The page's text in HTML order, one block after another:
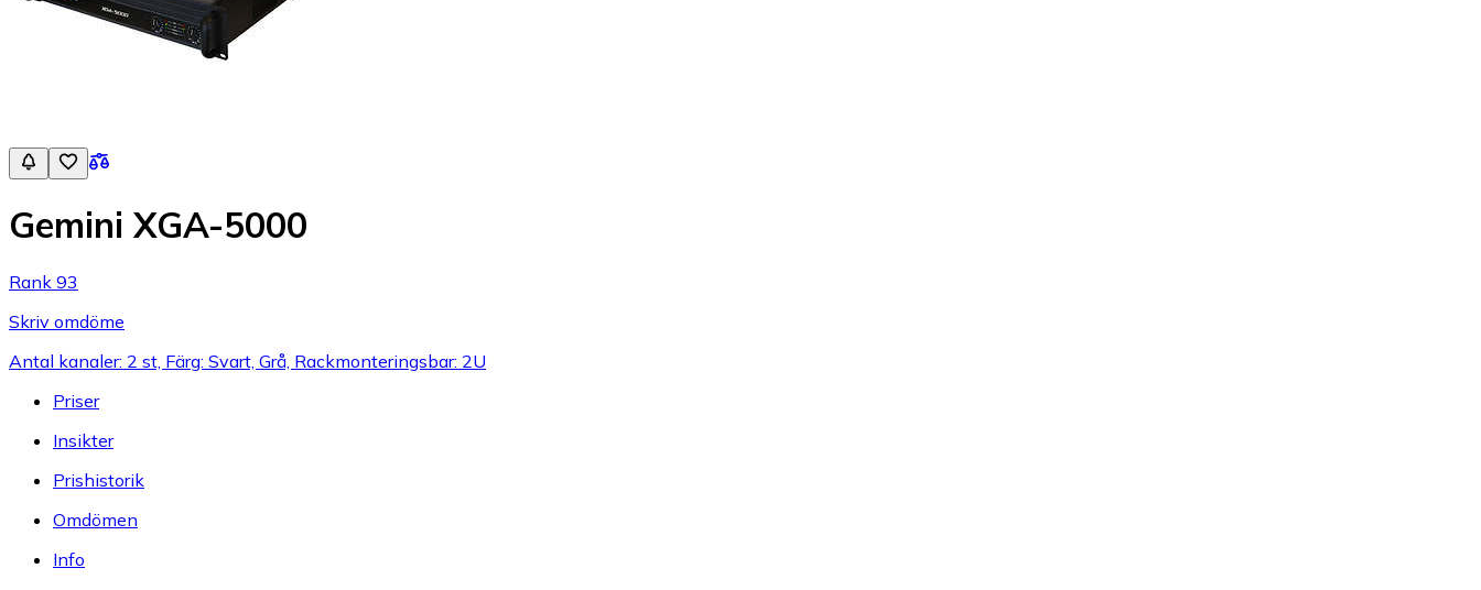
Gemini XGA-5000
Rank 93
Skriv omdöme
Antal kanaler: 2 st, Färg: Svart, Grå, Rackmonteringsbar: 2U
Priser
Insikter
Prishistorik
Omdömen
Info